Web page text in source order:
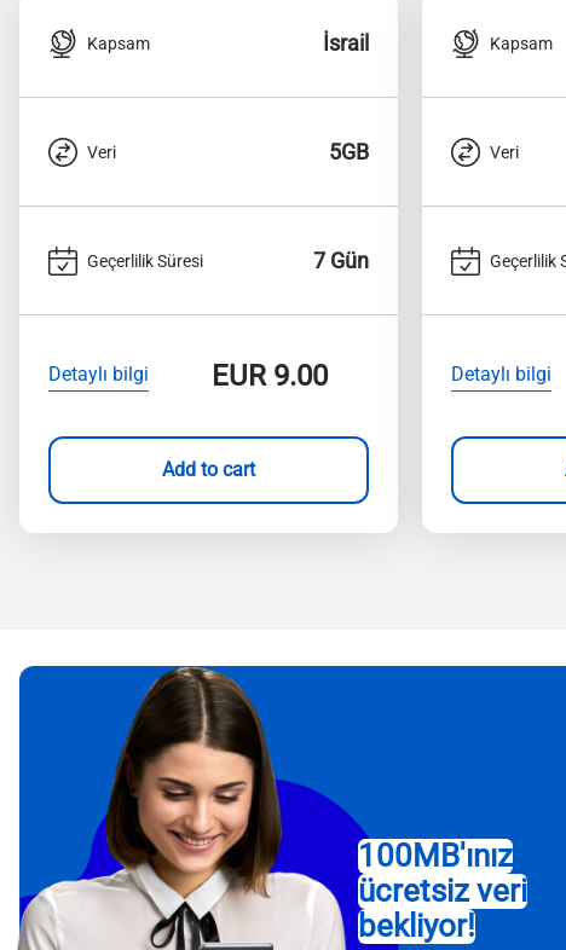
Kapsam İsrail
Veri 5GB
Geçerlilik Süresi 7 Gün
Detaylı bilgi EUR9.00
Add to cart
Kapsam
Veri
Geçerlilik
Detaylı bilgi
100MB'ınız
ücretsiz veri
bekliyor!